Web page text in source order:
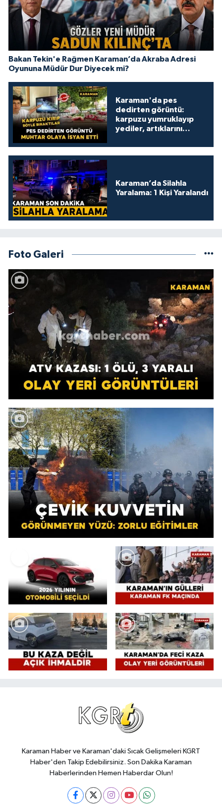
Bakan Tekin'e Rağmen Karaman’da Akraba Adresi
Oyununa Müdür Dur Diyecek mi?
Karaman'da pes
dedirten görüntü:
karpuzu yumruklayıp
yediler, artıklarını
Karaman’da Silahla
Yaralama: 1 Kişi Yaralandı
Foto Galeri
Karaman Haber ve Karaman'daki Sıcak Gelişmeleri KGRT
Haber'den Takip Edebilirsiniz. Son Dakika Karaman
Haberlerinden Hemen Haberdar Olun!